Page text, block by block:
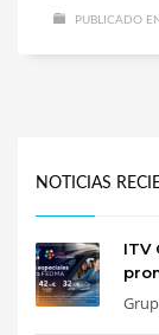
PUBLICADO EN
NOTICIAS
ITV